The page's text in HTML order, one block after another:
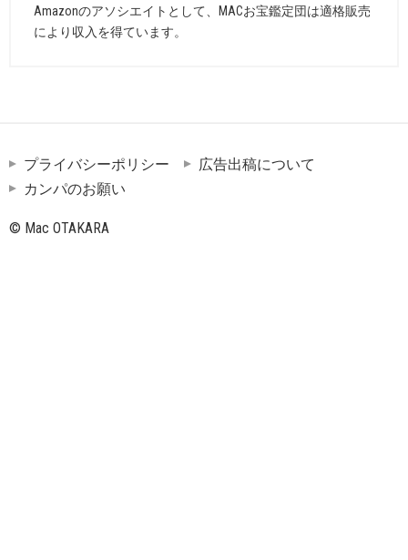
Amazonのアソシエイトとして、MACお宝鑑定団は適格販売
により収入を得ています。
プライバシーポリシー
広告出稿について
カンパのお願い
© Mac OTAKARA